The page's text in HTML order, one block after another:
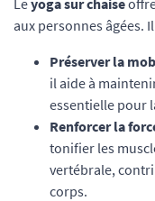
aux personnes âgées.
Préserver la
il aide à
essentielle pour
Renforcer la
tonifier les
vertébrale,
corps.